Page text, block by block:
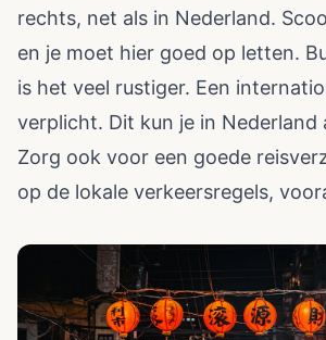
rechts, net als in Nederland.
en je moet hier goed op letten.
is het veel rustiger. Een
verplicht. Dit kun je in Nederland
Zorg ook voor een goede
op de lokale verkeersregels,